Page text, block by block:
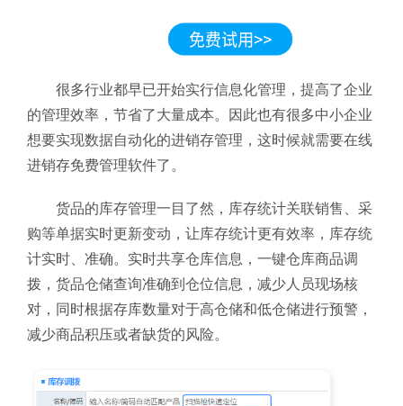
很多行业都早已开始实行信息化管理，提高了企业
的管理效率，节省了大量成本。因此也有很多中小企业
想要实现数据自动化的进销存管理，这时候就需要在线
进销存免费管理软件了。
货品的库存管理一目了然，库存统计关联销售、采
购等单据实时更新变动，让库存统计更有效率，库存统
计实时、准确。实时共享仓库信息，一键仓库商品调
拨，货品仓储查询准确到仓位信息，减少人员现场核
对，同时根据存库数量对于高仓储和低仓储进行预警，
减少商品积压或者缺货的风险。